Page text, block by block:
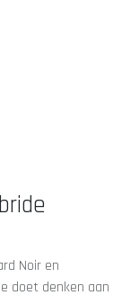
Noir en
doet denken aan